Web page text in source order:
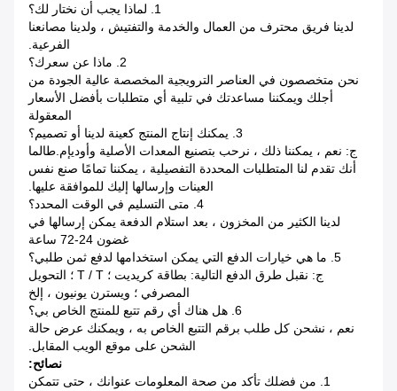
1. لماذا يجب أن نختار لك؟
لدينا فريق محترف من العمال والخدمة والتفتيش ، ولدينا مصانعنا
الفرعية.
2. ماذا عن سعرك؟
نحن متخصصون في العناصر الترويجية المخصصة عالية الجودة من
أجلك ويمكننا مساعدتك في تلبية أي متطلبات بأفضل الأسعار
المعقولة
3. يمكنك إنتاج المنتج كعينة لدينا أو تصميم؟
ج: نعم ، يمكننا ذلك ، نرحب بتصنيع المعدات الأصلية وأوديإم.طالما
أنك تقدم لنا المتطلبات المحددة التفصيلية ، يمكننا تمامًا صنع نفس
العينات وإرسالها إليك للموافقة عليها.
4. متى التسليم في الوقت المحدد؟
لدينا الكثير من المخزون ، بعد استلام الدفعة يمكن إرسالها في
غضون 24-72 ساعة
5. ما هي خيارات الدفع التي يمكن استخدامها لدفع ثمن طلبي؟
ج: نقبل طرق الدفع التالية: بطاقة كريديت ؛ T / T ؛ التحويل
المصرفي ؛ ويسترن يونيون ، إلخ
6. هل هناك أي رقم تتبع للمنتج الخاص بي؟
نعم ، نشحن كل طلب برقم التتبع الخاص به ، ويمكنك عرض حالة
الشحن على موقع الويب المقابل.
نصائح:
1. من فضلك تأكد من صحة المعلومات عنوانك ، حتى تتمكن